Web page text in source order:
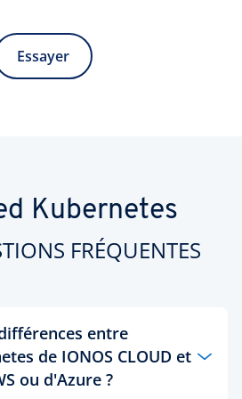
Essayer
Kubernetes
FRÉQUENTES
entre
de IONOS CLOUD et
ou d'Azure ?